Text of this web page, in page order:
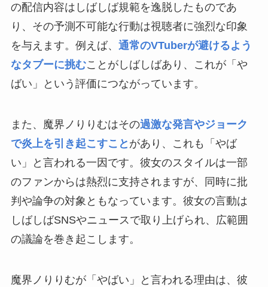
の配信内容はしばしば規範を逸脱したものであ
り、その予測不可能な行動は視聴者に強烈な印象
を与えます。例えば、 通常のVTuberが避けるよう
なタブーに挑むことがしばしばあり、これが「や
ばい」という評価につながっています。
また、魔界ノりりむはその過激な発言やジョーク
で炎上を引き起こすこと があり、これも「やば
い」と言われる一因です。彼女のスタイルは一部
のファンからは熱烈に支持されますが、同時に批
判や論争の対象ともなっています。彼女の言動は
しばしばSNSやニュースで取り上げられ、広範囲
の議論を巻き起こします。
魔界ノりりむが「やばい」と言われる理由は、彼